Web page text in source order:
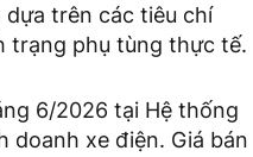
dựa trên các tiêu chí
trạng phụ tùng thực tế.
6/2026 tại Hệ thống
doanh xe điện. Giá bán